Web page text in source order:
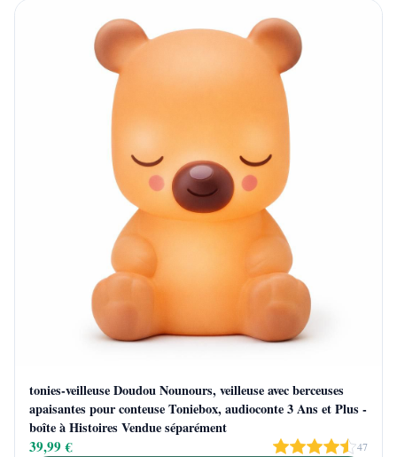
tonies-veilleuse Doudou Nounours, veilleuse avec berceuses
apaisantes pour conteuse Toniebox, audioconte 3 Ans et Plus -
boîte à Histoires Vendue séparément
39,99 € 47